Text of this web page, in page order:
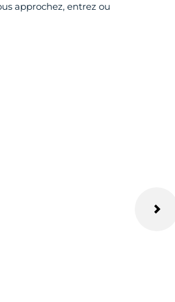
approchez, entrez ou